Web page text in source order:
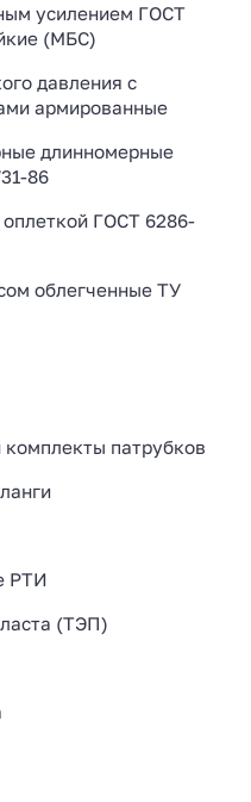
усилением ГОСТ
(МБС)
давления с
армированные
длинномерные
86
ГОСТ 6286-
облегченные ТУ
патрубков
РТИ
(ТЭП)